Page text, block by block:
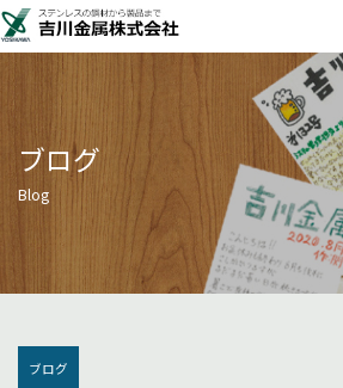
ブログ
Blog
ブログ